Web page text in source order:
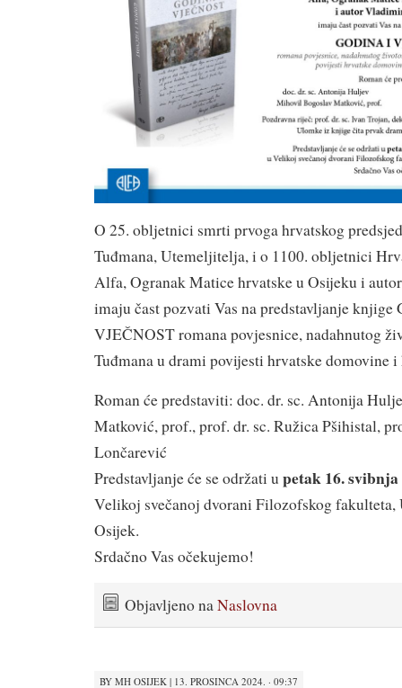
O 25. obljetnici smrti prvoga hrvatskog
Tuđmana, Utemeljitelja, i o 1100. obljetnici
Alfa, Ogranak Matice hrvatske u Osijeku i
imaju čast pozvati Vas na predstavljanje
VJEČNOST romana povjesnice, nadahnutog
Tuđmana u drami povijesti hrvatske domovine i
Roman će predstaviti: doc. dr. sc. Antonija
Matković, prof., prof. dr. sc. Ružica Pšihistal,
Lončarević
Predstavljanje će se održati u petak 16.
Velikoj svečanoj dvorani Filozofskog fakulteta,
Osijek.
Srdačno Vas očekujemo!
Objavljeno naNaslovna
BY MH OSIJEK | 13. PROSINCA 2024. · 09:37